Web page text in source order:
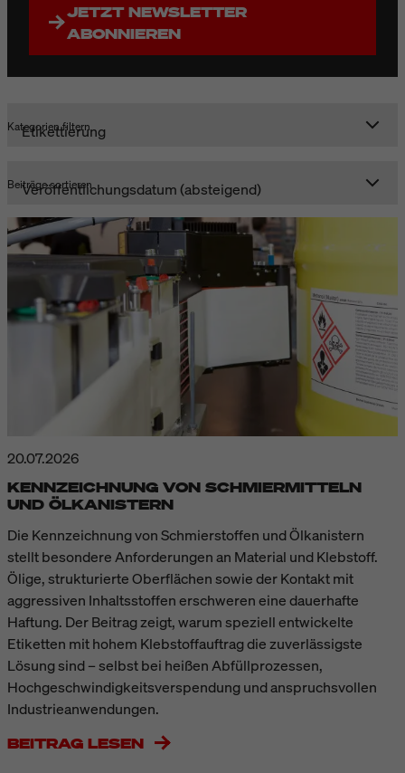
JETZT NEWSLETTER
ABONNIEREN
Kategorien filtern
Beiträge sortieren
20.07.2026
KENNZEICHNUNG VON SCHMIERMITTELN
UND ÖLKANISTERN
Die Kennzeichnung von Schmierstoffen und Ölkanistern
stellt besondere Anforderungen an Material und Klebstoff.
Ölige, strukturierte Oberflächen sowie der Kontakt mit
aggressiven Inhaltsstoffen erschweren eine dauerhafte
Haftung. Der Beitrag zeigt, warum speziell entwickelte
Etiketten mit hohem Klebstoffauftrag die zuverlässigste
Lösung sind – selbst bei heißen Abfüllprozessen,
Hochgeschwindigkeitsverspendung und anspruchsvollen
Industrieanwendungen.
BEITRAG LESEN